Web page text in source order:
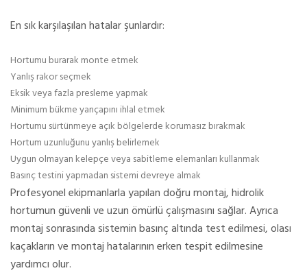
En sık karşılaşılan hatalar şunlardır:
Hortumu burarak monte etmek
Yanlış rakor seçmek
Eksik veya fazla presleme yapmak
Minimum bükme yarıçapını ihlal etmek
Hortumu sürtünmeye açık bölgelerde korumasız bırakmak
Hortum uzunluğunu yanlış belirlemek
Uygun olmayan kelepçe veya sabitleme elemanları kullanmak
Basınç testini yapmadan sistemi devreye almak
Profesyonel ekipmanlarla yapılan doğru montaj, hidrolik
hortumun güvenli ve uzun ömürlü çalışmasını sağlar. Ayrıca
montaj sonrasında sistemin basınç altında test edilmesi, olası
kaçakların ve montaj hatalarının erken tespit edilmesine
yardımcı olur.